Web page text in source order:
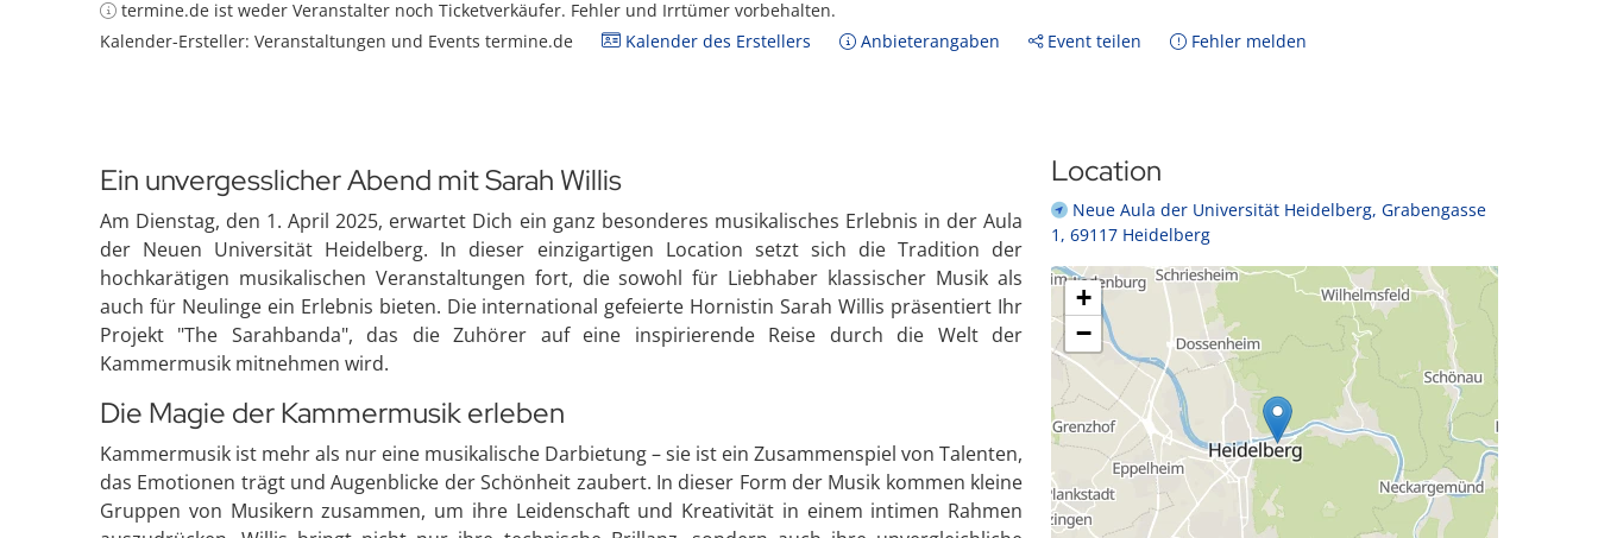
termine.de ist weder Veranstalter noch Ticketverkäufer. Fehler und Irrtümer vorbehalten.
Kalender-Ersteller: Veranstaltungen und Events termine.de
Kalender des Erstellers Anbieterangaben Event teilen Fehler melden
Ein unvergesslicher Abend mit Sarah Willis
Am Dienstag, den 1. April 2025, erwartet Dich ein ganz besonderes musikalisches Erlebnis in der Aula
der Neuen Universität Heidelberg. In dieser einzigartigen Location setzt sich die Tradition der
hochkarätigen musikalischen Veranstaltungen fort, die sowohl für Liebhaber klassischer Musik als
auch für Neulinge ein Erlebnis bieten. Die international gefeierte Hornistin Sarah Willis präsentiert Ihr
Projekt "The Sarahbanda", das die Zuhörer auf eine inspirierende Reise durch die Welt der
Kammermusik mitnehmen wird.
Die Magie der Kammermusik erleben
Kammermusik ist mehr als nur eine musikalische Darbietung – sie ist ein Zusammenspiel von Talenten,
das Emotionen trägt und Augenblicke der Schönheit zaubert. In dieser Form der Musik kommen kleine
Gruppen von Musikern zusammen, um ihre Leidenschaft und Kreativität in einem intimen Rahmen
Location
Neue Aula der Universität Heidelberg, Grabengasse
1, 69117 Heidelberg
+
−